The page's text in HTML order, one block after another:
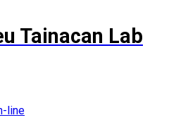
Tainacan Lab
line